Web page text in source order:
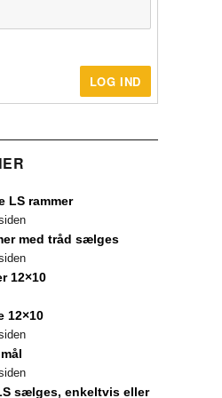
LOG IND
LS rammer
med tråd sælges
12×10
12×10
sælges, enkeltvis eller